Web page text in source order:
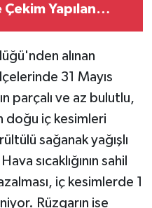
Çekim Yapılan
alınan
31 Mayıs
parçalı ve az bulutlu,
doğu iç kesimleri
sağanak yağışlı
sıcaklığının sahil
iç kesimlerde 1
Rüzgarın ise